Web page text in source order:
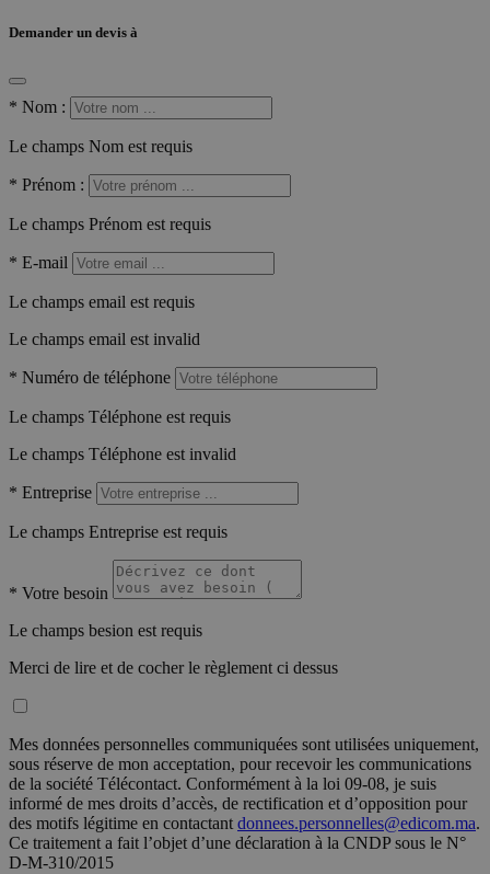
Demander un devis à
* Nom :
Le champs Nom est requis
* Prénom :
Le champs Prénom est requis
* E-mail
Le champs email est requis
Le champs email est invalid
* Numéro de téléphone
Le champs Téléphone est requis
Le champs Téléphone est invalid
* Entreprise
Le champs Entreprise est requis
* Votre besoin
Le champs besion est requis
Merci de lire et de cocher le règlement ci dessus
Mes données personnelles communiquées sont utilisées uniquement,
sous réserve de mon acceptation, pour recevoir les communications
de la société Télécontact. Conformément à la loi 09-08, je suis
informé de mes droits d’accès, de rectification et d’opposition pour
des motifs légitime en contactant donnees.personnelles@edicom.ma.
Ce traitement a fait l’objet d’une déclaration à la CNDP sous le N°
D-M-310/2015